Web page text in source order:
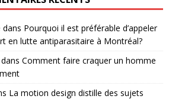
dans Pourquoi il est préférable d’appeler
en lutte antiparasitaire à Montréal?
dans Comment faire craquer un homme
La motion design distille des sujets